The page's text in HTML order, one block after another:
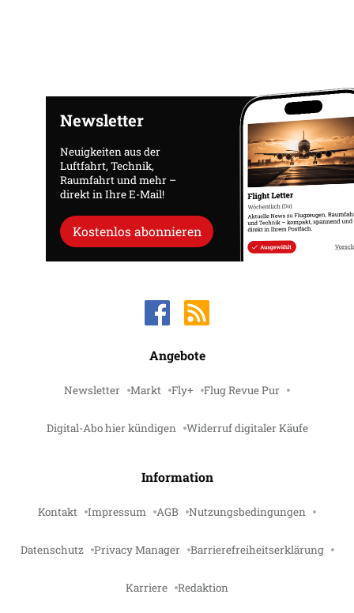
Newsletter
Neuigkeiten aus der
Luftfahrt, Technik,
Raumfahrt und mehr –
direkt in Ihre E-Mail!
Kostenlos abonnieren
Angebote
Newsletter Markt Fly+ Flug Revue Pur
Digital-Abo hier kündigen Widerruf digitaler Käufe
Information
Kontakt Impressum AGB Nutzungsbedingungen
Datenschutz Privacy Manager Barrierefreiheitserklärung
Karriere Redaktion